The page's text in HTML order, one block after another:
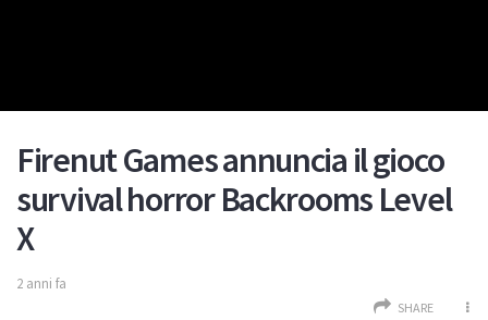
Firenut Games annuncia il gioco
survival horror Backrooms Level
X
2 anni fa
SHARE